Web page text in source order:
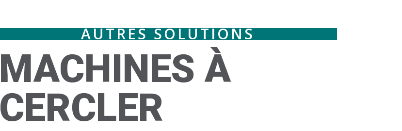
AUTRES SOLUTIONS
MACHINES À
CERCLER